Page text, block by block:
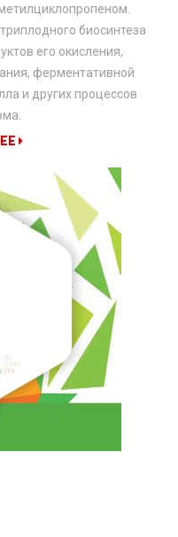
биосинтеза
его окисления,
ферментативной
и других процессов